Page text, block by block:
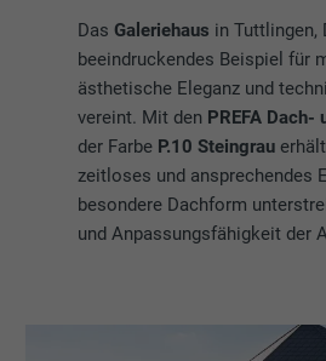
DasGaleriehaus in Tuttlingen,
beeindruckendes Beispiel für
ästhetische Eleganz und
vereint. Mit den PREFA Dach-
der Farbe P.10 Steingrau
zeitloses und ansprechendes
besondere Dachform
und Anpassungsfähigkeit der